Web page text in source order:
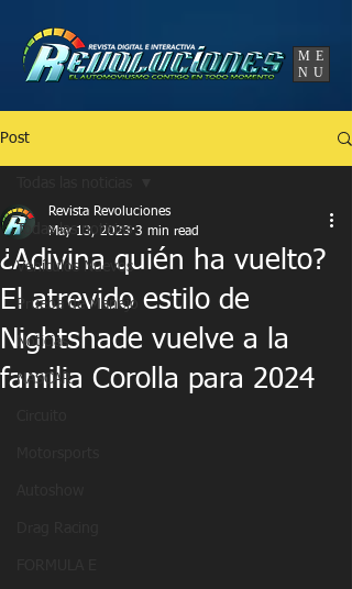
ME
NU
Post
Todas las noticias
Vehículos Nuevos
Prueba de Manejo
Noticias
NASCAR
¿Adivina quién ha vuelto?
El atrevido estilo de
Nightshade vuelve a la
familia Corolla para 2024
Revista Revoluciones
May 13, 2023 3 min read